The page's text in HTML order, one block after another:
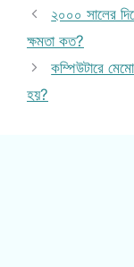
২০০০ সালের
ক্ষমতা কত?
কম্পিউটারে
হয়?